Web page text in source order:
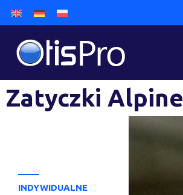
Zatyczki Alpine
INDYWIDUALNE